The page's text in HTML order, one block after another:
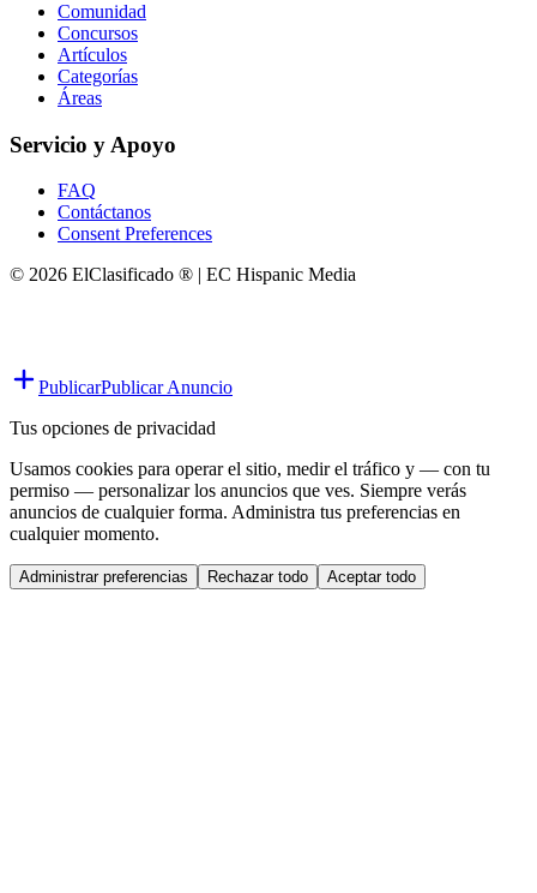
Comunidad
Concursos
Artículos
Categorías
Áreas
Servicio y Apoyo
FAQ
Contáctanos
Consent Preferences
© 2026 ElClasificado ® | EC Hispanic Media
PublicarPublicar Anuncio
Tus opciones de privacidad
Usamos cookies para operar el sitio, medir el tráfico y — con tu
permiso — personalizar los anuncios que ves. Siempre verás
anuncios de cualquier forma. Administra tus preferencias en
cualquier momento.
Administrar preferencias Rechazar todo Aceptar todo